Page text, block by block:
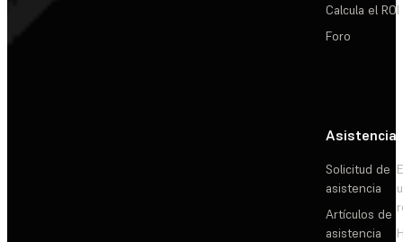
Calcula el ROI
Foro
Asistencia
Solicitud de
asistencia
Artículos de
asistencia